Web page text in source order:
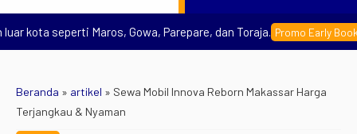
seperti Maros, Gowa, Parepare, dan Toraja. Promo Early Booking
Beranda » artikel » Sewa Mobil Innova Reborn Makassar Harga
Terjangkau & Nyaman